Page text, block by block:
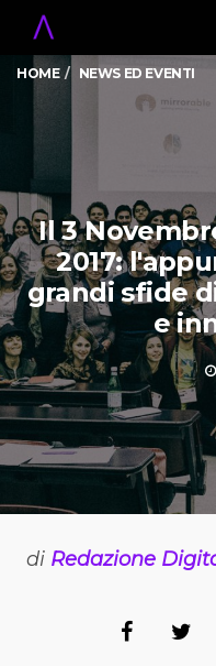
HOME NEWS ED EVENTI
Il 3
2017:
grandi sfide
e
di Redazione